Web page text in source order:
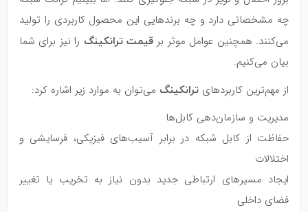
چه مشخصاتی دارد و چه برندهایی این محصول کاربردی را تولید
می‌کنند. همچنین عوامل موثر بر قیمت ترانکینگ را نیز برای شما
بیان می‌کنیم.
از مهم‌ترین کاربردهای ترانکینگ می‌توان به موارد زیر اشاره کرد:
مدیریت و سازمان‌دهی کابل‌ها
حفاظت از کابل‌ شبکه در برابر آسیب‌های فیزیکی، فرسایشی و
اختلالات
ایجاد مسیرهای ارتباطی جدید بدون نیاز به تخریب یا تغییر
فضای داخلی